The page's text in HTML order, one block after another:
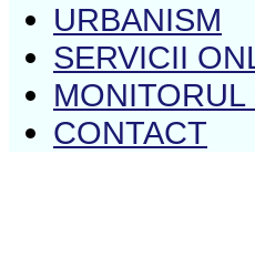
URBANISM
SERVICII
CONTACT